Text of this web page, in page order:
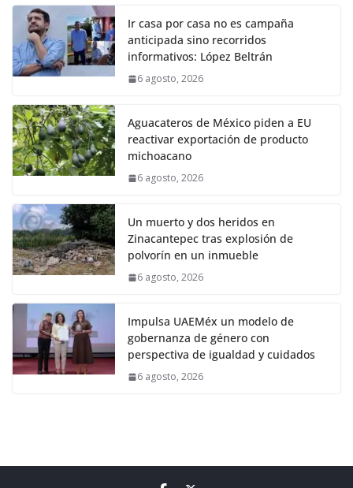
Ir casa por casa no es campaña
anticipada sino recorridos
informativos: López Beltrán
6 agosto, 2026
Aguacateros de México piden a EU
reactivar exportación de producto
michoacano
6 agosto, 2026
Un muerto y dos heridos en
Zinacantepec tras explosión de
polvorín en un inmueble
6 agosto, 2026
Impulsa UAEMéx un modelo de
gobernanza de género con
perspectiva de igualdad y cuidados
6 agosto, 2026